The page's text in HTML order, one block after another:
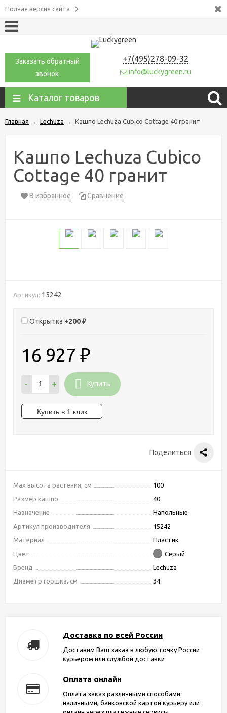
Полная версия сайта
Заказать обратный
звонок
+7(495)278-09-32
info@luckygreen.ru
Каталог товаров
Главная → Lechuza → Кашпо Lechuza Cubico Cottage 40 гранит
Кашпо Lechuza Cubico
Cottage 40 гранит
В избранное Сравнение
Артикул: 15242
Открытка +200₽
16 927 ₽
- + Купить
Поделиться
Max высота растения, см
100
Размер кашпо
40
Назначение
Напольные
Артикул производителя
15242
Материал
Пластик
Цвет
Серый
Бренд
Lechuza
Диаметр горшка, см
34
Доставка по всей России
Доставим Ваш заказ в любую точку России
курьером или службой доставки
Оплата онлайн
Оплата заказ различными способами:
наличными, банковской картой курьеру или